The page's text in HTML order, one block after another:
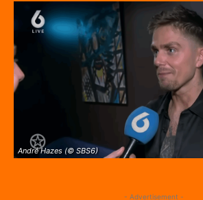
André Hazes (© SBS6)
- Advertisement -